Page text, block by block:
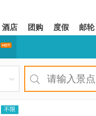
酒店 团购 度假 邮轮
不限